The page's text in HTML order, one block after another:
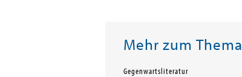
Mehr zum Thema
Gegenwartsliteratur